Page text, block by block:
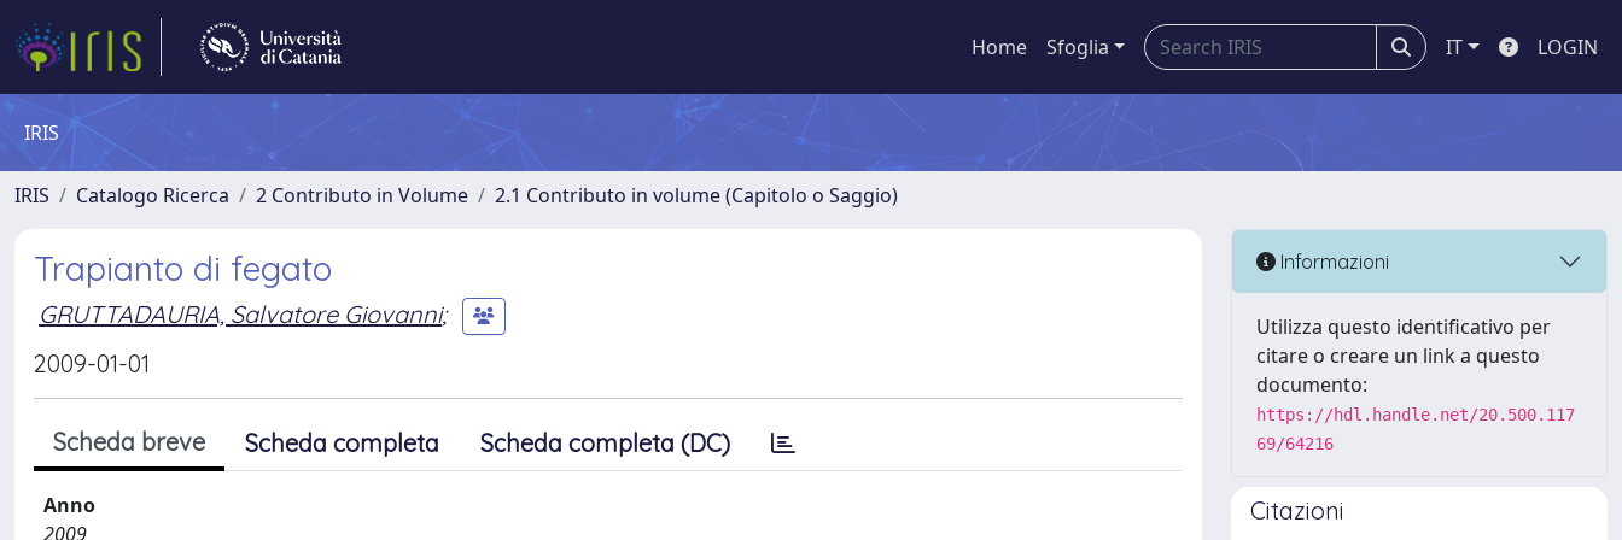
Home Sfoglia IT LOGIN
IRIS
IRIS Catalogo Ricerca 2 Contributo in Volume 2.1 Contributo in volume (Capitolo o Saggio)
Trapianto di fegato
GRUTTADAURIA, Salvatore Giovanni;
2009-01-01
Scheda breve Scheda completa Scheda completa (DC)
Anno
2009
Informazioni
Utilizza questo identificativo per
citare o creare un link a questo
documento:
https://hdl.handle.net/20.500.117
69/64216
Citazioni